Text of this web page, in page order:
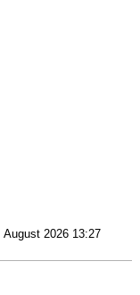
2026 13:27